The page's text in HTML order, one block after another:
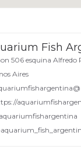
Fish
506 esquina Alfredo
Aires